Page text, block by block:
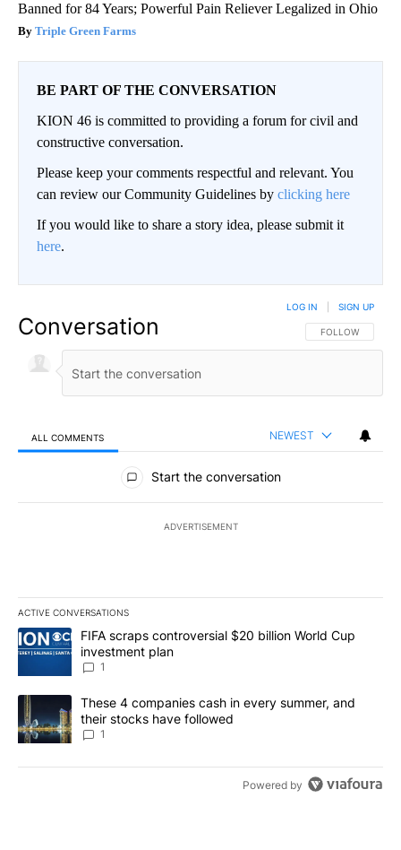
Banned for 84 Years; Powerful Pain Reliever Legalized in Ohio
Triple Green Farms
BE PART OF THE CONVERSATION
KION 46 is committed to providing a forum for civil and
constructive conversation.
Please keep your comments respectful and relevant. You
can review our Community Guidelines by clicking here
If you would like to share a story idea, please submit it
here.
Conversation FOLLOW THIS
FOLLOW
LOG IN SIGN UP
ALL COMMENTS NEWEST
All Comments
Start the conversation
ADVERTISEMENT
ACTIVE CONVERSATIONS
The following is a list of the most commented articles in the last
A trending article titled "FIFA scraps controversial $20 billion
FIFA scraps controversial $20 billion World Cup
investment plan
1
A trending article titled "These 4 companies cash in every
These 4 companies cash in every summer, and
their stocks have followed
1
Powered by